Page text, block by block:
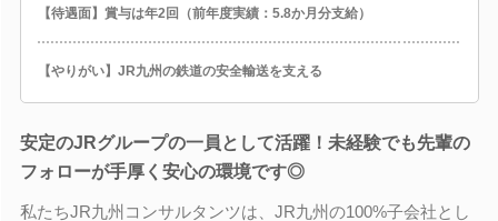
【待遇面】賞与は年2回（前年度実績：5.8か月分支給）
【やりがい】JR九州の鉄道の安全輸送を支える
安定のJRグループの一員として活躍！未経験でも先輩の
フォローが手厚く安心の環境です◎
私たちJR九州コンサルタンツは、JR九州の100%子会社とし